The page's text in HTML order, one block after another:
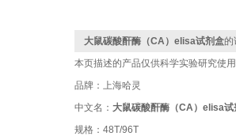
大鼠碳酸酐酶（CA）elisa试剂盒的
本页描述的产品仅供科学实验研究使
品牌：上海哈灵
中文名： 大鼠碳酸酐酶（CA）elisa试
规格：48T/96T